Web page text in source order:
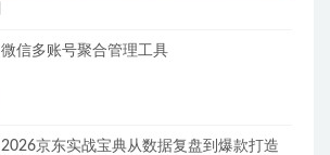
微信多账号聚合管理工具
2026京东实战宝典从数据复盘到爆款打造